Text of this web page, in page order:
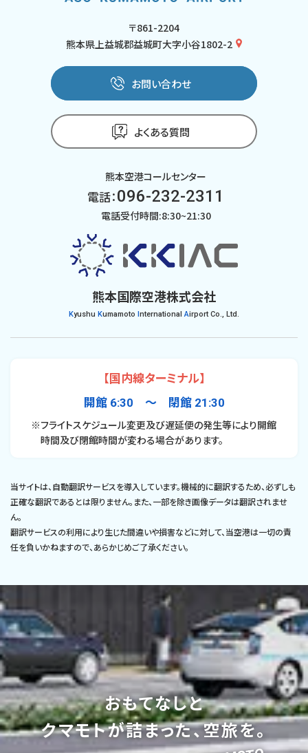
〒861-2204
熊本県上益城郡益城町大字小谷1802-2
お問い合わせ
よくある質問
熊本空港コールセンター
電話：096-232-2311
電話受付時間:8:30~21:30
熊本国際空港株式会社
Kyushu Kumamoto nternationalAirport Co., Ltd.
【国内線ターミナル】
開館 6:30 〜 閉館 21:30
※フライトスケジュール変更及び遅延便の発生等により開館
時間及び閉館時間が変わる場合があります。
当サイトは、自動翻訳サービスを導入しています。機械的に翻訳するため、必ずしも
正確な翻訳であるとは限りません。また、一部を除き画像データは翻訳されませ
ん。
翻訳サービスの利用により生じた間違いや損害などに対して、当空港は一切の責
任を負いかねますので、あらかじめご了承ください。
おもてなしと
クマモトが詰まった、空旅を。